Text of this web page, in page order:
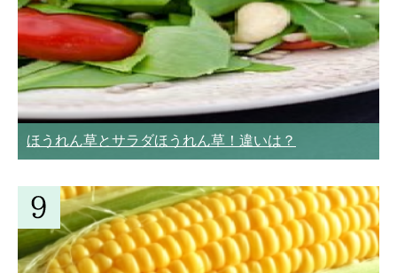
ほうれん草とサラダほうれん草！違いは？